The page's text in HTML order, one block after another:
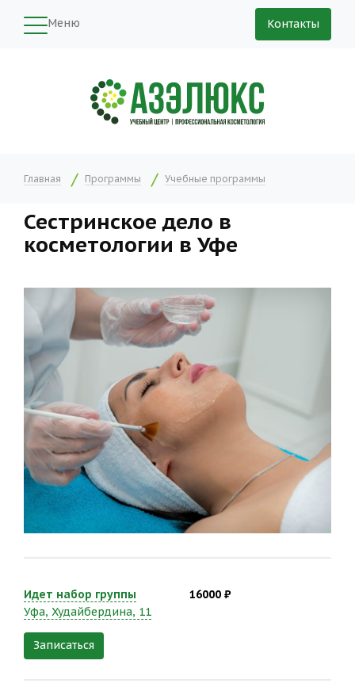
Меню Контакты
Главная Программы Учебные программы
Сестринское дело в
косметологии в Уфе
Идет набор группы
Уфа, Худайбердина, 11
Записаться
16000 ₽